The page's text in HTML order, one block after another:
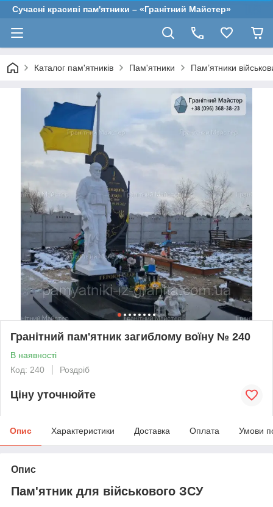
Сучасні красиві пам'ятники – «Гранітний Майстер»
Каталог пам'ятників Пам'ятники Пам’ятники
Гранітний пам'ятник загиблому воїну № 240
В наявності
Код: 240
Роздріб
Ціну уточнюйте
Опис Характеристики Доставка Оплата Умови
Опис
Пам'ятник для військового ЗСУ